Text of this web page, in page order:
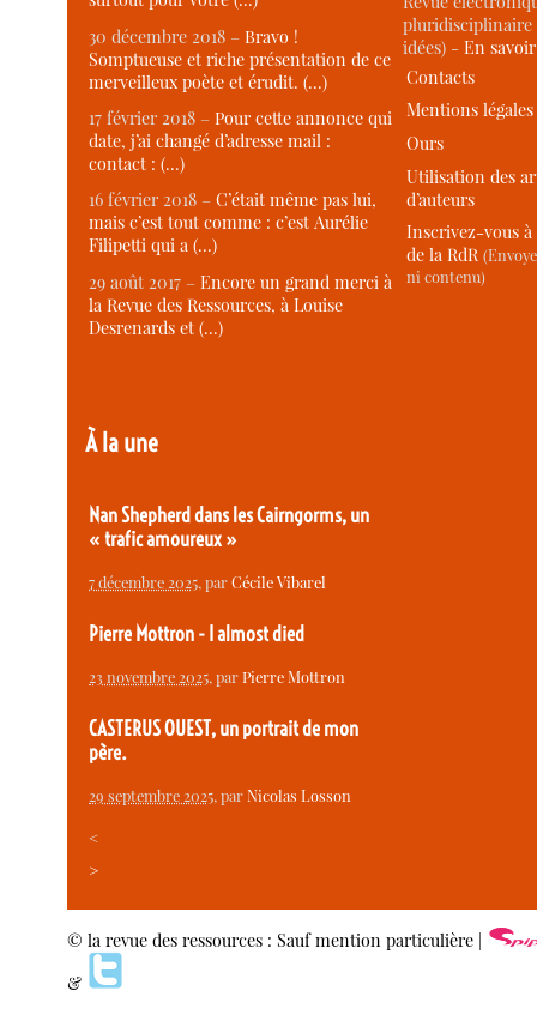
30 décembre 2018 –Bravo !
Somptueuse et riche présentation de ce
merveilleux poète et érudit. (…)
17 février 2018 –Pour cette annonce qui
date, j’ai changé d’adresse mail :
contact : (…)
16 février 2018 –C’était même pas lui,
mais c’est tout comme : c’est Aurélie
Filipetti qui a (…)
29 août 2017 –Encore un grand merci à
la Revue des Ressources, à Louise
Desrenards et (…)
À la une
Nan Shepherd dans les Cairngorms, un
« trafic amoureux »
7 décembre 2025, parCécile Vibarel
Pierre Mottron - I almost died
23 novembre 2025, parPierre Mottron
CASTERUS OUEST, un portrait de mon
père.
29 septembre 2025, parNicolas Losson
<
>
idées) -En
Contacts
Mentions légales
Ours
Utilisation des
d’auteurs
Inscrivez-vous
de la RdR
ni contenu)
© la revue des ressources : Sauf mention particulière |
&